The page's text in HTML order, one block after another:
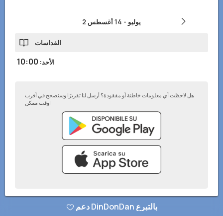
2 يوليو - 14 أغسطس
القداسات
الأحد:
10:00
هل لاحظت أي معلومات خاطئة أو مفقودة؟ أرسل لنا تقريرًا وسنصحح في أقرب
وقت ممكن!
© تطبيق DinDonDan 2026 أضف إلى موقعك الإلكتروني
دعم DinDonDan بالتبرع